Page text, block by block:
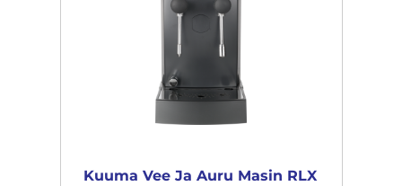
Kuuma Vee Ja Auru Masin RLX